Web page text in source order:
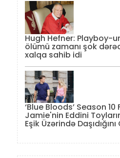
Hugh Hefner: Playboy-
ölümü zamanı şok
xalqa sahib idi
‘Blue Bloods’ Season 10
Jamie'nin Eddini
Eşik Üzərində